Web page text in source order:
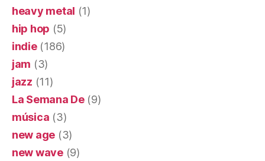
heavy metal (1)
hip hop (5)
indie(186)
jam (3)
jazz (11)
La Semana De(9)
música (3)
new age (3)
new wave(9)